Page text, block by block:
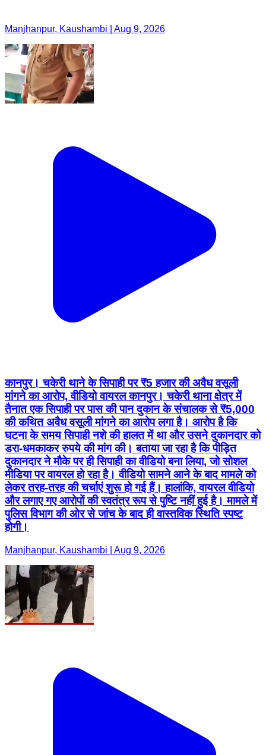
Manjhanpur, Kaushambi | Aug 9, 2026
कानपुर। चकेरी थाने के सिपाही पर ₹5 हजार की अवैध वसूली
मांगने का आरोप, वीडियो वायरल कानपुर। चकेरी थाना क्षेत्र में
तैनात एक सिपाही पर पास की पान दुकान के संचालक से ₹5,000
की कथित अवैध वसूली मांगने का आरोप लगा है। आरोप है कि
घटना के समय सिपाही नशे की हालत में था और उसने दुकानदार को
डरा-धमकाकर रुपये की मांग की। बताया जा रहा है कि पीड़ित
दुकानदार ने मौके पर ही सिपाही का वीडियो बना लिया, जो सोशल
मीडिया पर वायरल हो रहा है। वीडियो सामने आने के बाद मामले को
लेकर तरह-तरह की चर्चाएं शुरू हो गई हैं। हालांकि, वायरल वीडियो
और लगाए गए आरोपों की स्वतंत्र रूप से पुष्टि नहीं हुई है। मामले में
पुलिस विभाग की ओर से जांच के बाद ही वास्तविक स्थिति स्पष्ट
होगी।
Manjhanpur, Kaushambi | Aug 9, 2026